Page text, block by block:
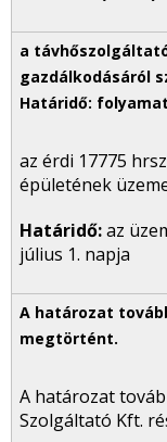
az érdi 17775
épületének
Határidő:az
július 1. napja
A határozat
Szolgáltató Kft.